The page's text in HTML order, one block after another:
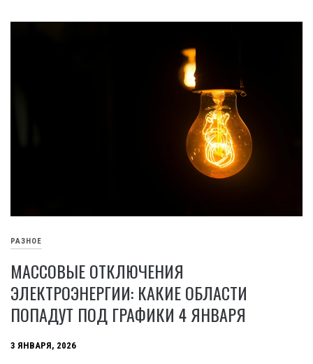
РАЗНОЕ
МАССОВЫЕ ОТКЛЮЧЕНИЯ
ЭЛЕКТРОЭНЕРГИИ: КАКИЕ ОБЛАСТИ
ПОПАДУТ ПОД ГРАФИКИ 4 ЯНВАРЯ
3 ЯНВАРЯ, 2026